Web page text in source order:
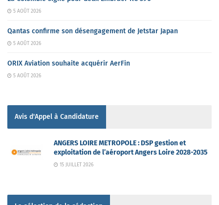
5 AOÛT 2026
Qantas confirme son désengagement de Jetstar Japan
5 AOÛT 2026
ORIX Aviation souhaite acquérir AerFin
5 AOÛT 2026
Avis d'Appel à Candidature
ANGERS LOIRE METROPOLE : DSP gestion et
exploitation de l’aéroport Angers Loire 2028-2035
15 JUILLET 2026